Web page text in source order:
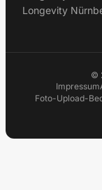
Longevity
©
Impressum
Foto-Upload-